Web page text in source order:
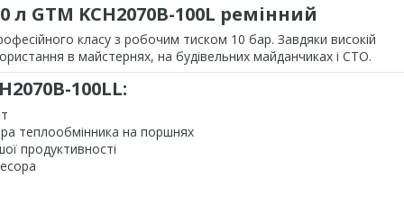
GTM KCH2070B-100L ремінний
класу з робочим тиском 10 бар. Завдяки високій
в майстернях, на будівельних майданчиках і СТО.
100LL:
теплообмінника на поршнях
продуктивності